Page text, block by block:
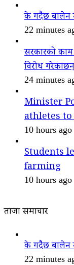
के गदैैछ बालेन
22 minutes
सरकारको
विरोध गरेकाछन्
24 minutes
Minister
athletes
10 hours ago
Students
farming
10 hours ago
ताजा समाचार
के गदैैछ बालेन
22 minutes